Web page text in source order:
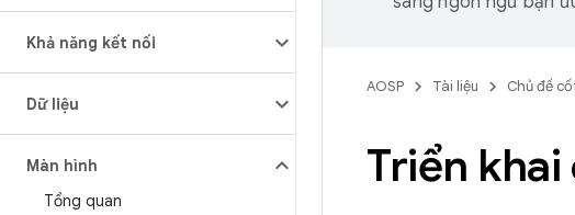
Khả năng kết nối
Dữ liệu
Màn hình
Tổng quan
AOSP Tài liệu Chủ đề
Triển